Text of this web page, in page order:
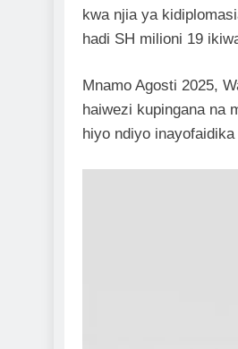
kwa njia ya
hadi SH milioni 19
Mnamo Agosti 2025,
haiwezi kupingana na
hiyo ndiyo